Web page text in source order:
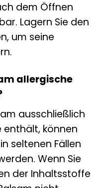
dem Öffnen
Lagern Sie den
um seine
allergische
ausschließlich
können
seltenen Fällen
Wenn Sie
der Inhaltsstoffe